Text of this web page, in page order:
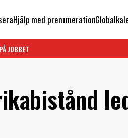
Hjälp med prenumeration
JOBBET